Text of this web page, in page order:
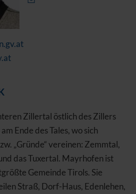
Zillertal östlich des Zillers
Ende des Tales, wo sich
„Gründe“ vereinen: Zemmtal,
das Tuxertal. Mayrhofen ist
Gemeinde Tirols. Sie
Straß, Dorf-Haus, Edenlehen,